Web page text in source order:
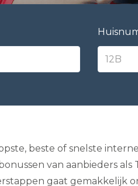
beste of snelste
van aanbieders
gaat gemakkelijk